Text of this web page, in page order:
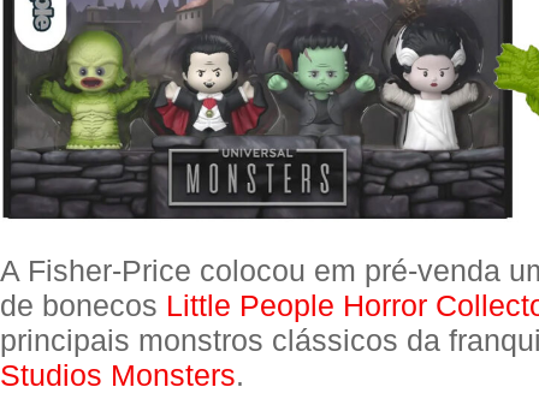
A Fisher-Price colocou em pré-venda
de bonecos Little People Horror
principais monstros clássicos da
Studios Monsters.